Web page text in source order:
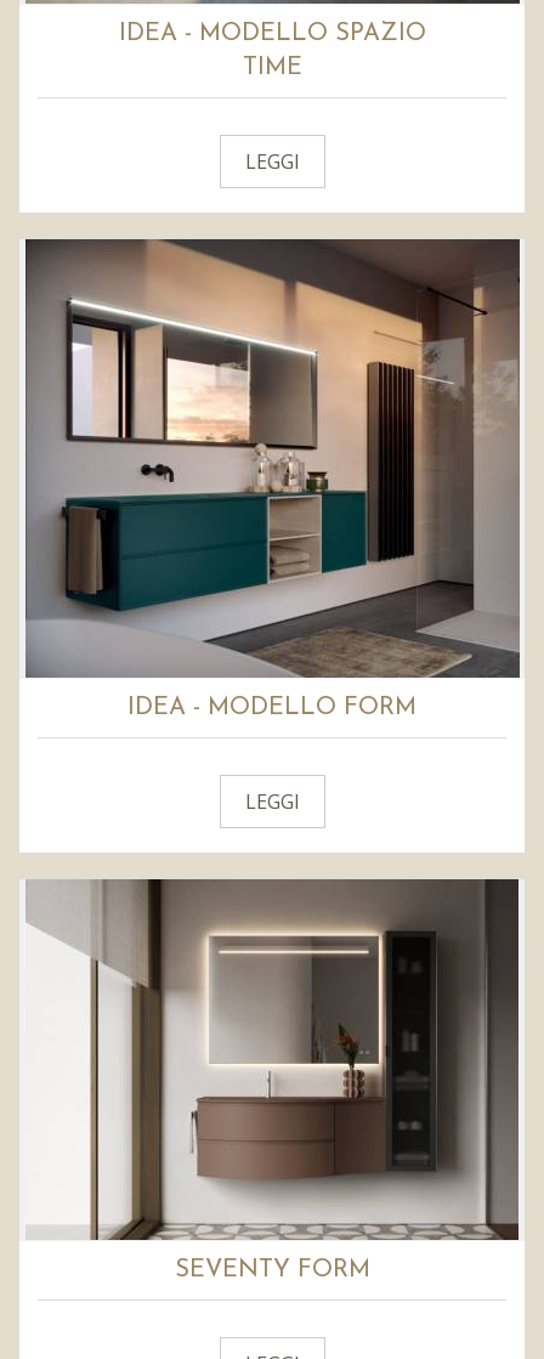
IDEA - MODELLO SPAZIO
TIME
LEGGI
IDEA - MODELLO FORM
LEGGI
SEVENTY FORM